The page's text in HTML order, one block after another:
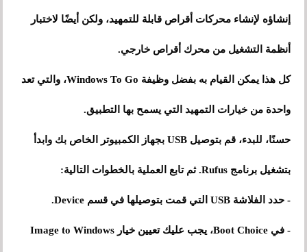
إنشاؤه لإنشاء محركات أقراص قابلة للتمهيد، ولكن أيضًا لاختبار
أنظمة التشغيل من محرك أقراص خارجي.
كل هذا يمكن القيام به بفضل وظيفة Windows To Go، والتي تعد
واحدة من خيارات التمهيد التي يسمح بها التطبيق.
حسنًا، للبدء، قم بتوصيل USB بجهاز الكمبيوتر الخاص بك وابدأ
بتشغيل برنامج Rufus. ثم تابع العملية بالخطوات التالية:
- حدد الفلاشة USB التي قمت بتوصيلها في قسم Device.
- في Boot Choice، يجب عليك تعيين خيار Image to Windows